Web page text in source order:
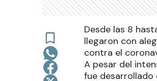
Desde las 8
llegaron con
contra el
A pesar del
fue desarrollado